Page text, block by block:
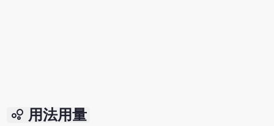
bubble_chart 用法用量